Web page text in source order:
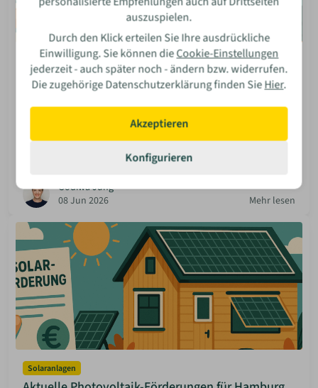
Solaranlagen
Aktuelle Photovoltaik-Förderungen für Schleswig-
Holstein
Werde mit deiner eigenen Solaranlage in Schleswig-
Holstein unabhängiger! Wir zeigen dir aktuelle
Förderungen, Kredite und Steuervorteile für dein
Godiwa Jung
08 Jun 2026
Mehr lesen
Solaranlagen
auszuspielen.
Durch den Klick erteilen Sie Ihre ausdrückliche
Einwilligung. Sie können dieCookie-Einstellungen
jederzeit - auch später noch - ändern bzw. widerrufen.
Die zugehörige Datenschutzerklärung finden SieHier.
Akzeptieren
Konfigurieren